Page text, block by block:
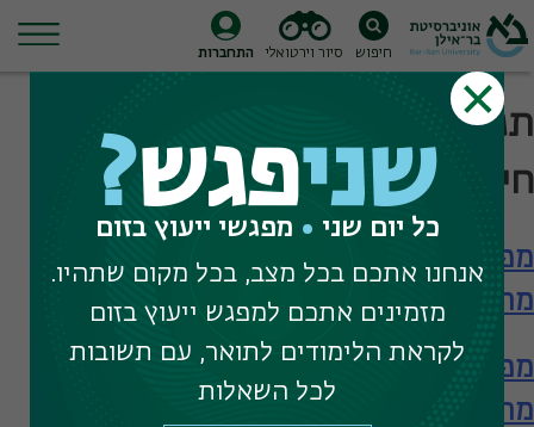
Skip
to
content
חיפוש סיור וירטואלי התחברות
תגית חיפוש:
תואר שני בייעוץ
חינוכי ללא תיזה
מפגש עם הפקולטה לחינוך – תארים
מתקדמים
מפגש עם הפקולטה לחינוך – תארים
מתקדמים
שניפגש?
כל יום שני מפגשי ייעוץ בזום
אנחנו אתכם בכל מצב, בכל מקום שתהיו.
מזמינים אתכם למפגש ייעוץ בזום
לקראת הלימודים לתואר, עם תשובות
לכל השאלות